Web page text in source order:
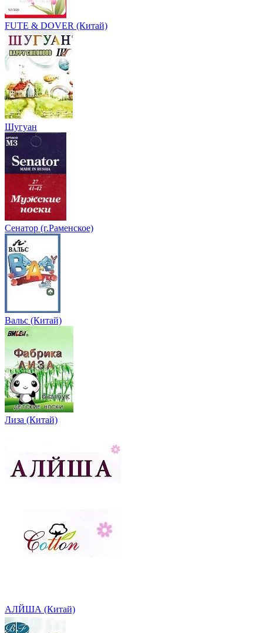
FUTE & DOVER (Китай)
Шугуан
Сенатор (г.Раменское)
Вальс (Китай)
Лиза (Китай)
АЛЙША (Китай)